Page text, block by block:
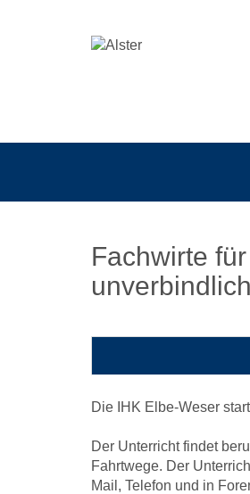
Fachwirte
Die IHK Elbe-Weser
Der Unterricht findet
Fahrtwege. Der
Mail, Telefon und in